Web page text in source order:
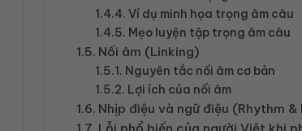
Ví dụ minh họa trọng âm câu
Mẹo luyện tập trọng âm câu
Nối âm (Linking)
Nguyên tắc nối âm cơ bản
Lợi ích của nối âm
Nhịp điệu và ngữ điệu (Rhythm